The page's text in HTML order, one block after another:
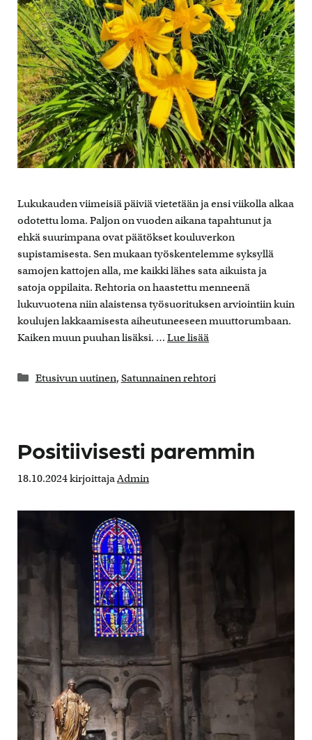
Lukukauden viimeisiä päiviä vietetään ja ensi viikolla alkaa
odotettu loma. Paljon on vuoden aikana tapahtunut ja
ehkä suurimpana ovat päätökset kouluverkon
supistamisesta. Sen mukaan työskentelemme syksyllä
samojen kattojen alla, me kaikki lähes sata aikuista ja
satoja oppilaita. Rehtoria on haastettu menneenä
lukuvuotena niin alaistensa työsuorituksen arviointiin kuin
koulujen lakkaamisesta aiheutuneeseen muuttorumbaan.
Kaiken muun puuhan lisäksi. … Lue lisää
Kategoriat
Etusivun uutinen, Satunnainen rehtori
Positiivisesti paremmin
18.10.2024kirjoittajaAdmin